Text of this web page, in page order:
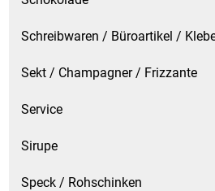
Schreibwaren / Büroartikel /
Sekt / Champagner / Frizzante
Service
Sirupe
Speck / Rohschinken